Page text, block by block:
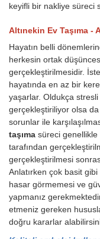
keyifli bir nakliye süreci
Altınekin Ev Taşıma -
Hayatın belli
herkesin ortak
gerçekleştirilmesidir.
hayatında en az bir
yaşarlar. Oldukça
gerçekleştiriliyor olsa
sorunlar ile
taşıma süreci
tarafından
gerçekleştirilmesi
Anlatırken çok basit
hasar görmemesi ve
yapmanız
etmeniz gereken
doğru kararlar